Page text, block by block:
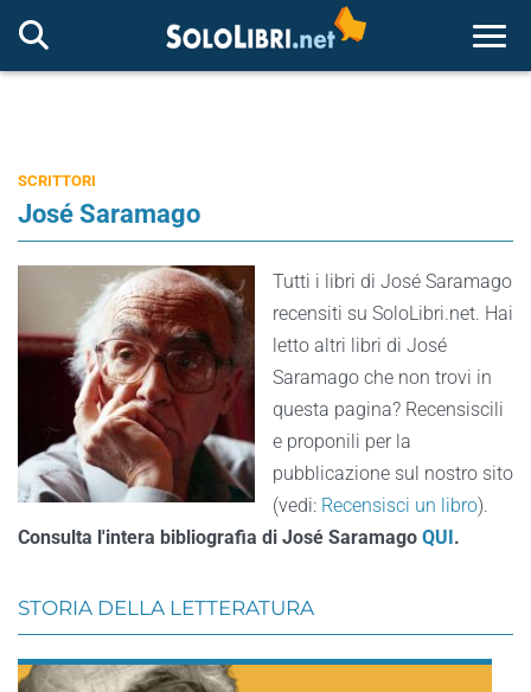
SCRITTORI
José Saramago
Tutti i libri di José Saramago
recensiti su SoloLibri.net. Hai
letto altri libri di José
Saramago che non trovi in
questa pagina? Recensiscili
e proponili per la
pubblicazione sul nostro sito
(vedi: Recensisci un libro).
Consulta l'intera bibliografia di José Saramago QUI.
STORIA DELLA LETTERATURA